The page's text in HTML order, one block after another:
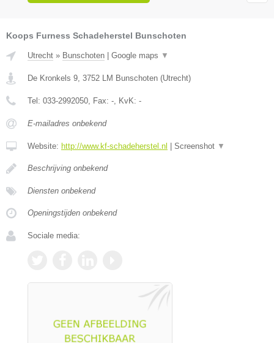
Koops Furness Schadeherstel Bunschoten
Utrecht » Bunschoten Google maps ▼
De Kronkels 9, 3752 LM Bunschoten (Utrecht)
Tel: 033-2992050, Fax: -, KvK: -
E-mailadres onbekend
Website: http://www.kf-schadeherstel.nl Screenshot ▼
Beschrijving onbekend
Diensten onbekend
Openingstijden onbekend
Sociale media: